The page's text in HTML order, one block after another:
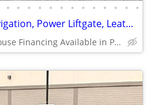
• • • • • • • • • • • • •
2020 Ford Edge SEL - Navigation, Power Liftgate, Leather
(In-House Financing Available in Port Coquitlam)